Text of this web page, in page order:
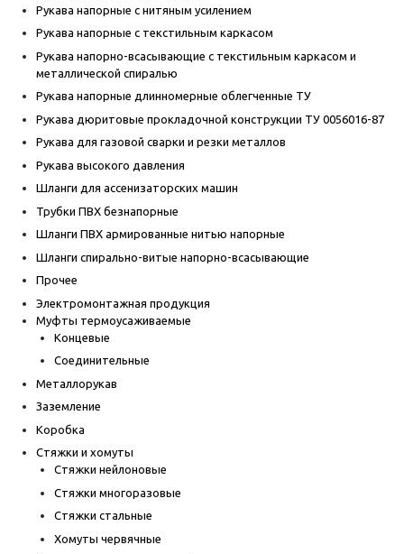
Рукава напорные с нитяным усилением
Рукава напорные с текстильным каркасом
Рукава напорно-всасывающие с текстильным каркасом и
металлической спиралью
Рукава напорные длинномерные облегченные ТУ
Рукава дюритовые прокладочной конструкции ТУ 0056016-87
Рукава для газовой сварки и резки металлов
Рукава высокого давления
Шланги для ассенизаторских машин
Трубки ПВХ безнапорные
Шланги ПВХ армированные нитью напорные
Шланги спирально-витые напорно-всасывающие
Прочее
Электромонтажная продукция
Муфты термоусаживаемые
Концевые
Соединительные
Металлорукав
Заземление
Коробка
Стяжки и хомуты
Стяжки нейлоновые
Стяжки многоразовые
Стяжки стальные
Хомуты червячные